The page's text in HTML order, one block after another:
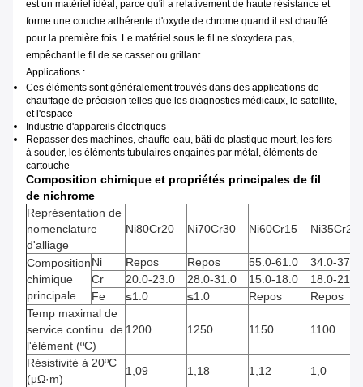
est un matériel idéal, parce qu'il a relativement de haute résistance et
forme une couche adhérente d'oxyde de chrome quand il est chauffé
pour la première fois. Le matériel sous le fil ne s'oxydera pas,
empêchant le fil de se casser ou grillant.
Applications :
Ces éléments sont généralement trouvés dans des applications de
chauffage de précision telles que les diagnostics médicaux, le satellite,
et l'espace
Industrie d'appareils électriques
Repasser des machines, chauffe-eau, bâti de plastique meurt, les fers
à souder, les éléments tubulaires engainés par métal, éléments de
cartouche
Composition chimique et propriétés principales de fil
de nichrome
Représentation de
nomenclature
d'alliage
Ni80Cr20 Ni70Cr30 Ni60Cr15 Ni35Cr20
Composition
chimique
principale
Ni Repos Repos 55.0-61.0
34.0-37.0
Cr
20.0-23.0 28.0-31.0 15.0-18.0
18.0-21.0
Fe
≤1.0 ≤1.0 Repos
Repos
Temp maximal de
service continu. de
l'élément (ºC)
1200 1250 1150 1100
Résistivité à 20ºC
(μΩ·m)
1,09 1,18 1,12 1,0